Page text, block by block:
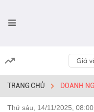
Giá
TRANG CHỦ DOANH
Thứ sáu, 14/11/2025, 08:00